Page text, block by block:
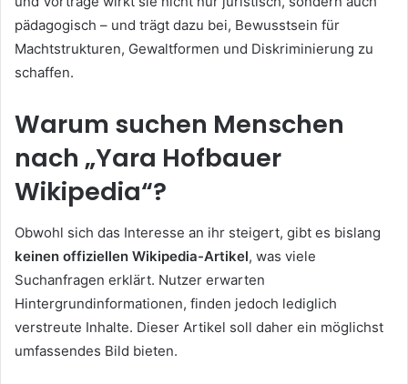
pädagogisch – und trägt dazu bei, Bewusstsein für
Machtstrukturen, Gewaltformen und Diskriminierung zu
schaffen.
Warum suchen Menschen
nach „Yara Hofbauer
Wikipedia“?
Obwohl sich das Interesse an ihr steigert, gibt es bislang
keinen offiziellen Wikipedia-Artikel, was viele
Suchanfragen erklärt. Nutzer erwarten
Hintergrundinformationen, finden jedoch lediglich
verstreute Inhalte. Dieser Artikel soll daher ein möglichst
umfassendes Bild bieten.